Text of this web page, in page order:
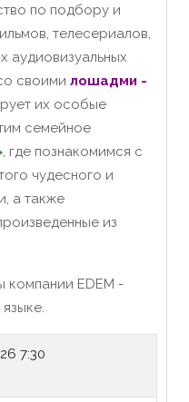
по подбору и
телесериалов,
аудиовизуальных
своими лошадми -
их особые
семейное
, где познакомимся с
чудесного и
а также
из
компании EDEM -
7:30